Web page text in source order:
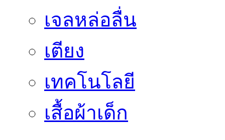
เจลหล่อลื่น
เตียง
เทคโนโลยี
เสื้อผ้าเด็ก